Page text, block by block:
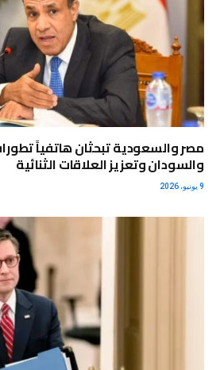
مصر والسعودية تبحثان هاتفياً
والسودان وتعزيز العلاقات الثنائية
9 يونيو، 2026